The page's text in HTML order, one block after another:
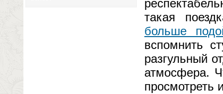
такая
больше
вспомнить
разгульный
атмосфера.